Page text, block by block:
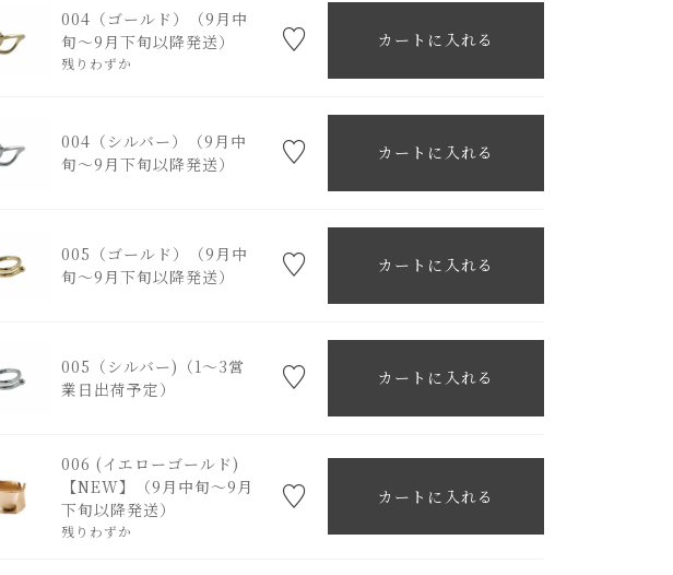
004（ゴールド）（9月中
旬～9月下旬以降発送）
残りわずか
カートに入れる
004（シルバー）（9月中
旬～9月下旬以降発送）
カートに入れる
005（ゴールド）（9月中
旬～9月下旬以降発送）
カートに入れる
005（シルバー)（1～3営
業日出荷予定）
カートに入れる
006 (イエローゴールド)
【NEW】（9月中旬～9月
下旬以降発送）
残りわずか
カートに入れる